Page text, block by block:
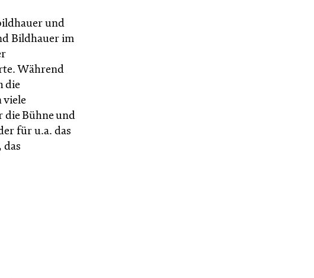
und
Bildhauer im
Während
die
viele
die Bühne und
für u.a. das
das